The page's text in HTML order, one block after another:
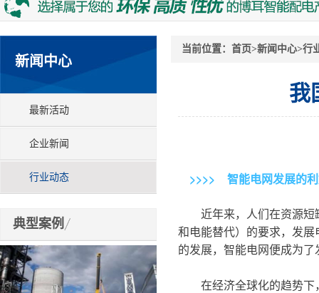
新闻中心
最新活动
企业新闻
行业动态
典型案例
当前位置： 首页>新闻中心>行
我
>>>> 智能电网发展的
近年来，人们在资源短
和电能替代）的要求，发
的发展，智能电网便成为
在经济全球化的趋势下